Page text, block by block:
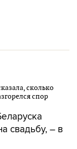
свадьбу, – в